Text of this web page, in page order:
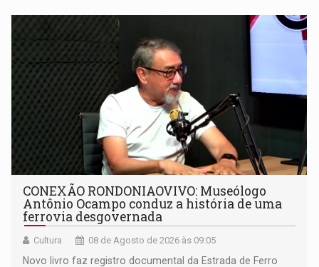
CONEXÃO RONDONIAOVIVO: Museólogo
Antônio Ocampo conduz a história de uma
ferrovia desgovernada
Cultura 08 de Agosto de 2026 às 09:05
Novo livro faz registro documental da Estrada de Ferro